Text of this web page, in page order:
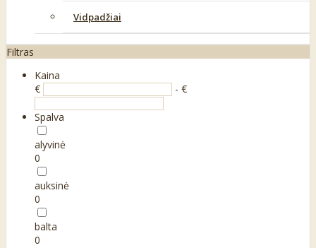
Vidpadžiai
Filtras
Kaina
€
- €
Spalva
alyvinė
0
auksinė
0
balta
0